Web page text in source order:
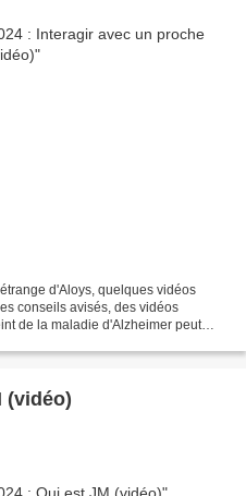
d'Aloys, quelques vidéos
conseils avisés, des vidéos
de la maladie d'Alzheimer peut
(vidéo)